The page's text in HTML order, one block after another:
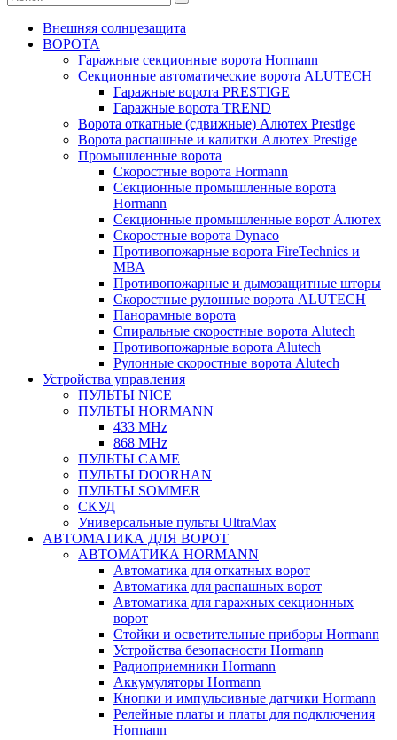
Внешняя солнцезащита
ВОРОТА
Гаражные секционные ворота Hormann
Секционные автоматические ворота ALUTECH
Гаражные ворота PRESTIGE
Гаражные ворота TREND
Ворота откатные (сдвижные) Алютех Prestige
Ворота распашные и калитки Алютех Prestige
Промышленные ворота
Скоростные ворота Hormann
Секционные промышленные ворота
Hormann
Секционные промышленные ворот Алютех
Скоростные ворота Dynaco
Противопожарные ворота FireTechnics и
МВА
Противопожарные и дымозащитные шторы
Скоростные рулонные ворота ALUTECH
Панорамные ворота
Спиральные скоростные ворота Alutech
Противопожарные ворота Alutech
Рулонные скоростные ворота Alutech
Устройства управления
ПУЛЬТЫ NICE
ПУЛЬТЫ HORMANN
433 MHz
868 MHz
ПУЛЬТЫ CAME
ПУЛЬТЫ DOORHAN
ПУЛЬТЫ SOMMER
СКУД
Универсальные пульты UltraMax
АВТОМАТИКА ДЛЯ ВОРОТ
АВТОМАТИКА HORMANN
Автоматика для откатных ворот
Автоматика для распашных ворот
Автоматика для гаражных секционных
ворот
Стойки и осветительные приборы Hormann
Устройства безопасности Hormann
Радиоприемники Hormann
Аккумуляторы Hormann
Кнопки и импульсивные датчики Hormann
Релейные платы и платы для подключения
Hormann